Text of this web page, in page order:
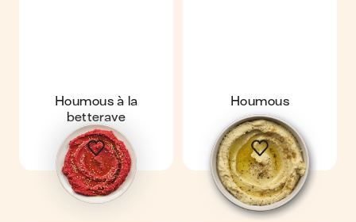
Houmous à la
betterave
Houmous